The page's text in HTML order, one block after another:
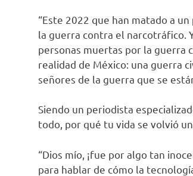
“Este 2022 que han matado a
la guerra contra el narcotráfico.
personas muertas por la guerra
realidad de México: una guerra
señores de la guerra que se
Siendo un periodista
todo, por qué tu vida se volvió
“Dios mío, ¡fue por algo tan
para hablar de cómo la